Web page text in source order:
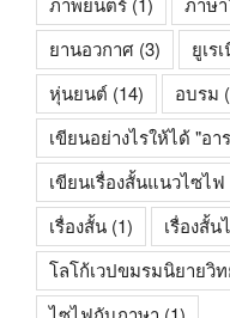
ยานอวกาศ (3) ยูเร
หุ่นยนต์ (14) อบรม
เขียนอย่างไรให้ได้ "อ
เขียนเรื่องสั้นแนวไซไฟ
เรื่องสั้น (1) เรื่องสั้น
โลโก้เวปขมรมนิยายวิ